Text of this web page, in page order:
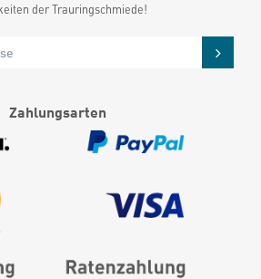
der Trauringschmiede!
Zahlungsarten